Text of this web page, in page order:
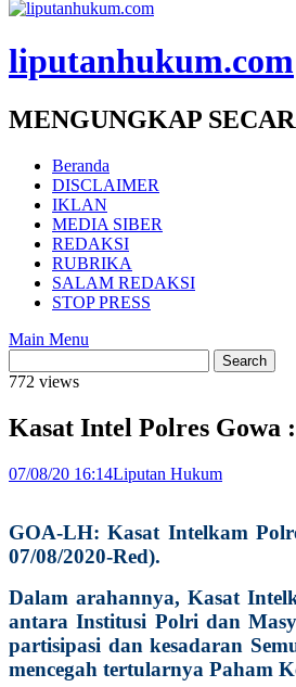
liputanhukum.com
MENGUNGKAP
Beranda
DISCLAIMER
IKLAN
MEDIA SIBER
REDAKSI
RUBRIKA
SALAM REDAKSI
STOP PRESS
Main Menu
772 views
Kasat Intel Polres Gowa
07/08/20 16:14Liputan Hukum
GOA-LH: Kasat Intelkam
07/08/2020-Red).
Dalam arahannya, Kasat
antara Institusi Polri dan
partisipasi dan kesadaran
mencegah tertularnya Paham